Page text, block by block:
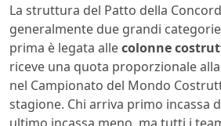
La struttura del Patto della
generalmente due grandi
prima è legata allecolonne
riceve una quota proporzionale
nel Campionato del Mondo
stagione. Chi arriva primo incassa